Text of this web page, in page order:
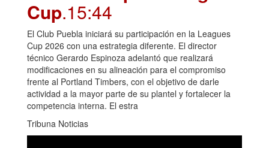
Cup.15:44
El Club Puebla iniciará su participación en la Leagues
Cup 2026 con una estrategia diferente. El director
técnico Gerardo Espinoza adelantó que realizará
modificaciones en su alineación para el compromiso
frente al Portland Timbers, con el objetivo de darle
actividad a la mayor parte de su plantel y fortalecer la
competencia interna. El estra
Tribuna Noticias